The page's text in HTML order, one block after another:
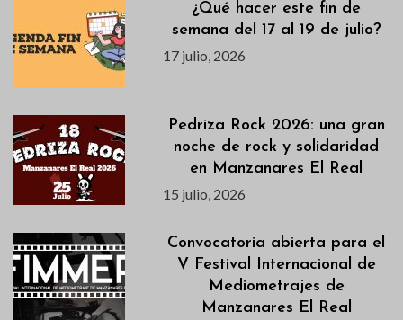
¿Qué hacer este fin de
semana del 17 al 19 de julio?
17 julio, 2026
Pedriza Rock 2026: una gran
noche de rock y solidaridad
en Manzanares El Real
15 julio, 2026
Convocatoria abierta para el
V Festival Internacional de
Mediometrajes de
Manzanares El Real